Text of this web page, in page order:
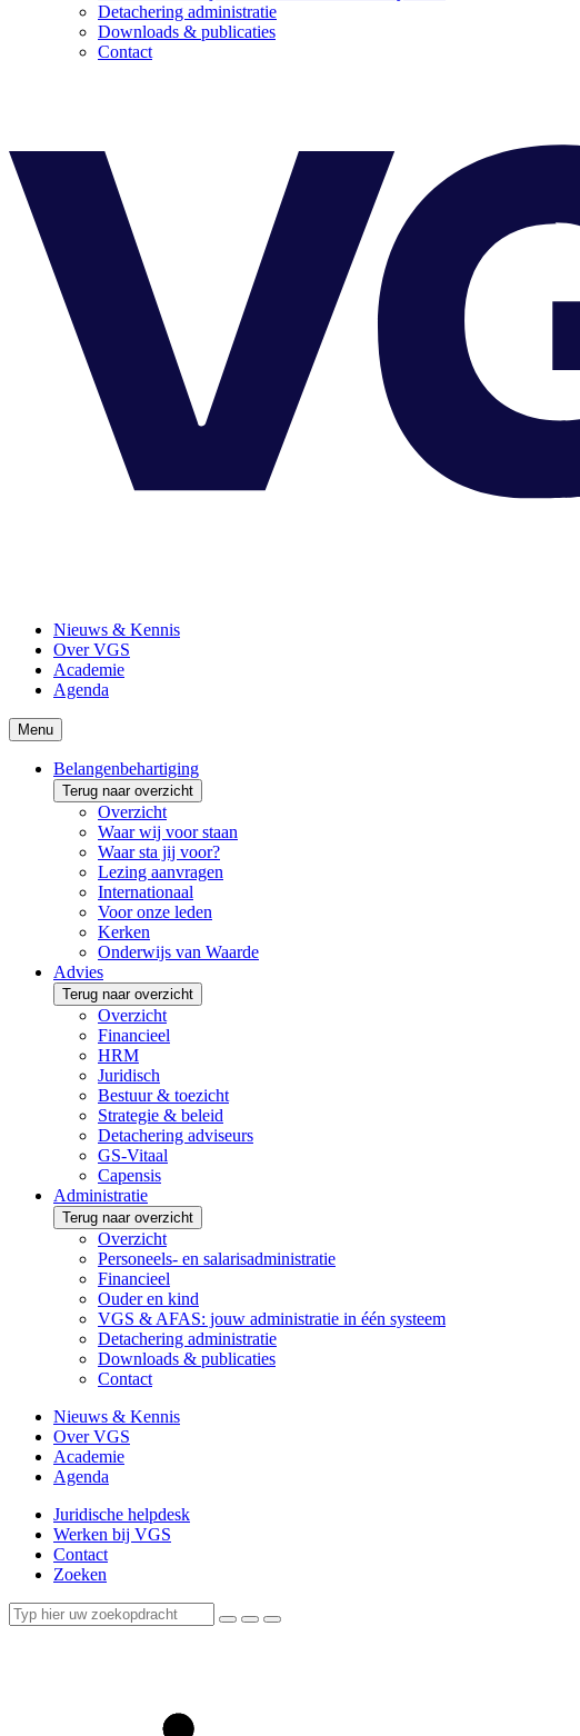
Detachering administratie
Downloads & publicaties
Contact
Nieuws & Kennis
Over VGS
Academie
Agenda
Menu
Belangenbehartiging
Terug naar overzicht
Overzicht
Waar wij voor staan
Waar sta jij voor?
Lezing aanvragen
Internationaal
Voor onze leden
Kerken
Onderwijs van Waarde
Advies
Terug naar overzicht
Overzicht
Financieel
HRM
Juridisch
Bestuur & toezicht
Strategie & beleid
Detachering adviseurs
GS-Vitaal
Capensis
Administratie
Terug naar overzicht
Overzicht
Personeels- en salarisadministratie
Financieel
Ouder en kind
VGS & AFAS: jouw administratie in één systeem
Detachering administratie
Downloads & publicaties
Contact
Nieuws & Kennis
Over VGS
Academie
Agenda
Juridische helpdesk
Werken bij VGS
Contact
Zoeken